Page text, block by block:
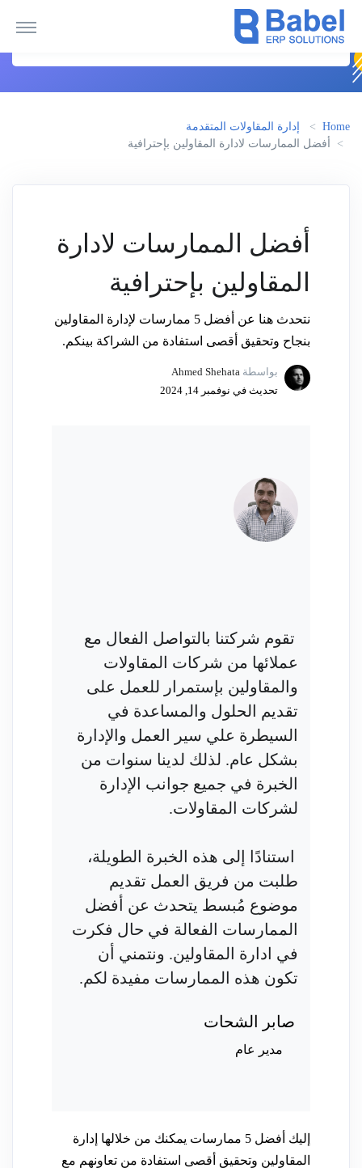
Home
إدارة المقاولات المتقدمة
أفضل الممارسات لادارة المقاولين بإحترافية
أفضل الممارسات لادارة
المقاولين بإحترافية
نتحدث هنا عن أفضل 5 ممارسات لإدارة المقاولين
بنجاح وتحقيق أقصى استفادة من الشراكة بينكم.
بواسطة
تحديث في نوفمبر 14, 2024
تقوم شركتنا بالتواصل الفعال مع
عملائها من شركات المقاولات
والمقاولين بإستمرار للعمل على
تقديم الحلول والمساعدة في
السيطرة علي سير العمل والإدارة
بشكل عام. لذلك لدينا سنوات من
الخبرة في جميع جوانب الإدارة
لشركات المقاولات.
استنادًا إلى هذه الخبرة الطويلة،
طلبت من فريق العمل تقديم
موضوع مُبسط يتحدث عن أفضل
الممارسات الفعالة في حال فكرت
في ادارة المقاولين. ونتمني أن
تكون هذه الممارسات مفيدة لكم.
صابر الشحات
مدير عام
إليك أفضل 5 ممارسات يمكنك من خلالها إدارة
المقاولين وتحقيق أقصى استفادة من تعاونهم مع